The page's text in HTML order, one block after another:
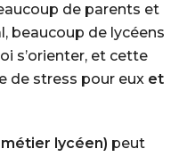
de parents et
beaucoup de lycéens
s’orienter, et cette
de stress pour eux et
lycéen) peut